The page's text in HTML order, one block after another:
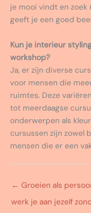
je mooi vindt en zoek
geeft je een goed
Kun je interieur
workshop?
Ja, er zijn diverse
voor mensen die
ruimtes. Deze
tot meerdaagse
onderwerpen als
cursussen zijn zowel
mensen die er een
← Groeien als
werk je aan jezelf